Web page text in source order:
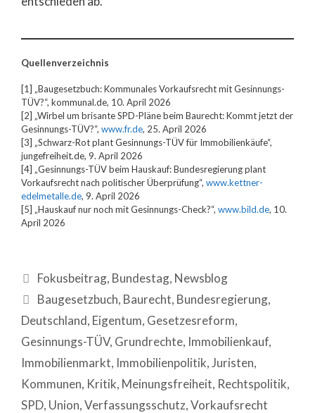
Quellenverzeichnis
[1] „Baugesetzbuch: Kommunales Vorkaufsrecht mit Gesinnungs-
TÜV?“, kommunal.de, 10. April 2026
[2] „Wirbel um brisante SPD-Pläne beim Baurecht: Kommt jetzt der
Gesinnungs-TÜV?“, www.fr.de, 25. April 2026
[3] „Schwarz-Rot plant Gesinnungs-TÜV für Immobilienkäufe“,
jungefreiheit.de, 9. April 2026
[4] „Gesinnungs-TÜV beim Hauskauf: Bundesregierung plant
Vorkaufsrecht nach politischer Überprüfung“, www.kettner-
edelmetalle.de, 9. April 2026
[5] „Hauskauf nur noch mit Gesinnungs-Check?“, www.bild.de, 10.
April 2026
Fokusbeitrag, Bundestag, Newsblog
Baugesetzbuch, Baurecht, Bundesregierung,
Deutschland, Eigentum, Gesetzesreform,
Gesinnungs-TÜV, Grundrechte, Immobilienkauf,
Immobilienmarkt, Immobilienpolitik,Juristen,
Kommunen, Kritik, Meinungsfreiheit, Rechtspolitik,
SPD, Union,Verfassungsschutz,Vorkaufsrecht